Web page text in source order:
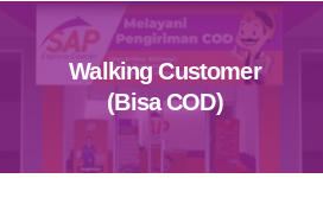
Walking Customer
(Bisa COD)